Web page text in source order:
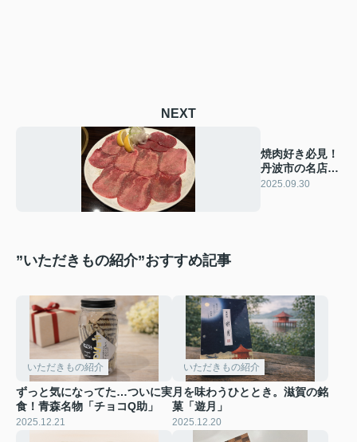
NEXT
焼肉好き必見！
丹波市の名店・
焼肉 かわむら
2025.09.30
”いただきもの紹介”おすすめ記事
いただきもの紹介
ずっと気になってた…ついに実
食！青森名物「チョコQ助」
2025.12.21
いただきもの紹介
月を味わうひととき。滋賀の銘
菓「遊月」
2025.12.20